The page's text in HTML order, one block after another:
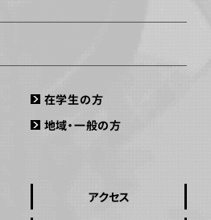
在学生の方
地域・一般の方
アクセス